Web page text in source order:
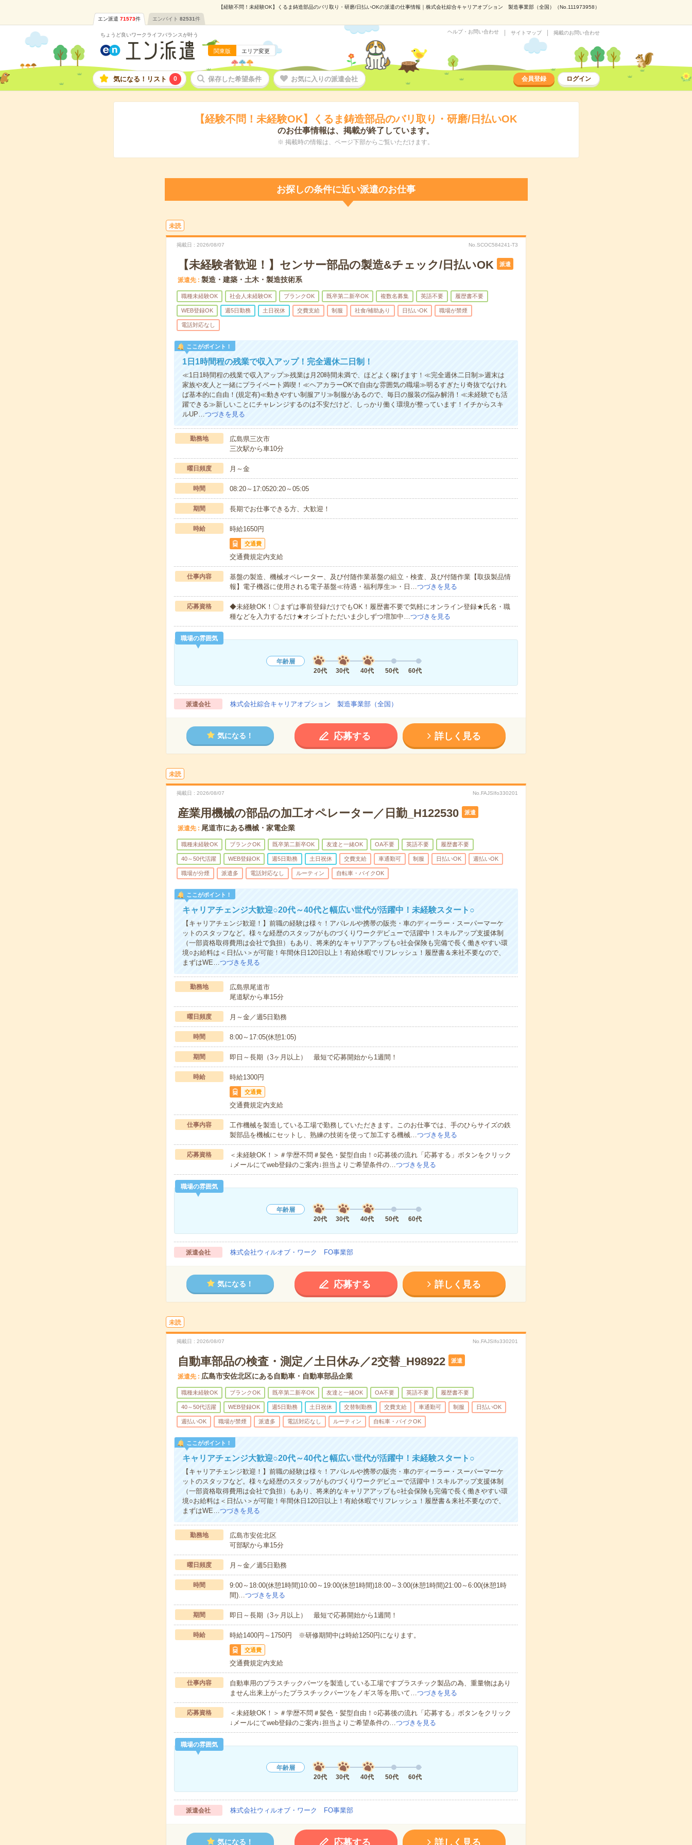
【経験不問！未経験OK】くるま鋳造部品のバリ取り・研磨/日払いOKの派遣の仕事情報｜株式会社綜合キャリアオプション 製造事業部（全国）（No.111973958）
エン派遣 71573件 エンバイト 82531件
ちょうど良いワークライフバランスが叶う
関東版 エリア変更
ヘルプ・お問い合わせ サイトマップ 掲載のお問い合わせ
気になる！リスト 0 保存した希望条件 お気に入りの派遣会社 会員登録 ログイン
【経験不問！未経験OK】くるま鋳造部品のバリ取り・研磨/日払いOK
のお仕事情報は、掲載が終了しています。
※ 掲載時の情報は、ページ下部からご覧いただけます。
お探しの条件に近い派遣のお仕事
未読
掲載日 2026/08/07 No.SCOC584241-T3
【未経験者歓迎！】センサー部品の製造&チェック/日払いOK 派遣
派遣先 製造・建築・土木・製造技術系
職種未経験OK 社会人未経験OK ブランクOK 既卒第二新卒OK 複数名募集 英語不要 履歴書不要
WEB登録OK 週5日勤務 土日祝休 交費支給 制服 社食/補助あり 日払いOK 職場が禁煙
電話対応なし
ここがポイント！
1日1時間程の残業で収入アップ！完全週休二日制！
≪1日1時間程の残業で収入アップ≫残業は月20時間未満で、ほどよく稼げます！≪完全週休二日制≫週末は
家族や友人と一緒にプライベート満喫！≪ヘアカラーOKで自由な雰囲気の職場≫明るすぎたり奇抜でなけれ
ば基本的に自由！(規定有)≪動きやすい制服アリ≫制服があるので、毎日の服装の悩み解消！≪未経験でも活
躍できる≫新しいことにチャレンジするのは不安だけど、しっかり働く環境が整っています！イチからスキ
ルUP…つづきを見る
勤務地
広島県三次市
三次駅から車10分
曜日頻度 月～金
時間 08:20～17:0520:20～05:05
期間 長期でお仕事できる方、大歓迎！
時給 時給1650円
交通費
交通費規定内支給
仕事内容
基盤の製造、機械オペレーター、及び付随作業基盤の組立・検査、及び付随作業【取扱製品情
報】電子機器に使用される電子基盤≪待遇・福利厚生≫・日…つづきを見る
応募資格
◆未経験OK！〇まずは事前登録だけでもOK！履歴書不要で気軽にオンライン登録★氏名・職
種などを入力するだけ★オシゴトただいま少しずつ増加中…つづきを見る
職場の雰囲気
年齢層
20代
30代 40代 50代 60代
派遣会社 株式会社綜合キャリアオプション 製造事業部（全国）
気になる！ 応募する 詳しく見る
未読
掲載日 2026/08/07 No.FAJSIfo330201
産業用機械の部品の加工オペレーター／日勤_H122530 派遣
派遣先 尾道市にある機械・家電企業
職種未経験OK ブランクOK 既卒第二新卒OK 友達と一緒OK OA不要 英語不要 履歴書不要
40～50代活躍 WEB登録OK 週5日勤務 土日祝休 交費支給 車通勤可 制服 日払いOK 週払いOK
職場が分煙 派遣多 電話対応なし ルーティン 自転車・バイクOK
ここがポイント！
キャリアチェンジ大歓迎○20代～40代と幅広い世代が活躍中！未経験スタート○
【キャリアチェンジ歓迎！】前職の経験は様々！アパレルや携帯の販売・車のディーラー・スーパーマーケ
ットのスタッフなど。様々な経歴のスタッフがものづくりワークデビューで活躍中！スキルアップ支援体制
（一部資格取得費用は会社で負担）もあり、将来的なキャリアアップも○社会保険も完備で長く働きやすい環
境○お給料は＜日払い＞が可能！年間休日120日以上！有給休暇でリフレッシュ！履歴書＆来社不要なので、
まずはWE…つづきを見る
勤務地
広島県尾道市
尾道駅から車15分
曜日頻度 月～金／週5日勤務
時間 8:00～17:05(休憩1:05)
期間 即日～長期（3ヶ月以上） 最短で応募開始から1週間！
時給 時給1300円
交通費
交通費規定内支給
仕事内容
工作機械を製造している工場で勤務していただきます。このお仕事では、手のひらサイズの鉄
製部品を機械にセットし、熟練の技術を使って加工する機械…つづきを見る
応募資格
＜未経験OK！＞＃学歴不問＃髪色・髪型自由！○応募後の流れ「応募する」ボタンをクリック
↓メールにてweb登録のご案内↓担当よりご希望条件の…つづきを見る
職場の雰囲気
年齢層
20代
30代 40代 50代 60代
派遣会社 株式会社ウィルオブ・ワーク FO事業部
気になる！ 応募する 詳しく見る
未読
掲載日 2026/08/07 No.FAJSIfo330201
自動車部品の検査・測定／土日休み／2交替_H98922 派遣
派遣先 広島市安佐北区にある自動車・自動車部品企業
職種未経験OK ブランクOK 既卒第二新卒OK 友達と一緒OK OA不要 英語不要 履歴書不要
40～50代活躍 WEB登録OK 週5日勤務 土日祝休 交替制勤務 交費支給 車通勤可 制服 日払いOK
週払いOK 職場が禁煙 派遣多 電話対応なし ルーティン 自転車・バイクOK
ここがポイント！
キャリアチェンジ大歓迎○20代～40代と幅広い世代が活躍中！未経験スタート○
【キャリアチェンジ歓迎！】前職の経験は様々！アパレルや携帯の販売・車のディーラー・スーパーマーケ
ットのスタッフなど。様々な経歴のスタッフがものづくりワークデビューで活躍中！スキルアップ支援体制
（一部資格取得費用は会社で負担）もあり、将来的なキャリアアップも○社会保険も完備で長く働きやすい環
境○お給料は＜日払い＞が可能！年間休日120日以上！有給休暇でリフレッシュ！履歴書＆来社不要なので、
まずはWE…つづきを見る
勤務地
広島市安佐北区
可部駅から車15分
曜日頻度 月～金／週5日勤務
時間
9:00～18:00(休憩1時間)10:00～19:00(休憩1時間)18:00～3:00(休憩1時間)21:00～6:00(休憩1時
間)…つづきを見る
期間 即日～長期（3ヶ月以上） 最短で応募開始から1週間！
時給 時給1400円～1750円 ※研修期間中は時給1250円になります。
交通費
交通費規定内支給
仕事内容
自動車用のプラスチックパーツを製造している工場ですプラスチック製品の為、重量物はあり
ません出来上がったプラスチックパーツをノギス等を用いて…つづきを見る
応募資格
＜未経験OK！＞＃学歴不問＃髪色・髪型自由！○応募後の流れ「応募する」ボタンをクリック
↓メールにてweb登録のご案内↓担当よりご希望条件の…つづきを見る
職場の雰囲気
年齢層
20代
30代 40代 50代 60代
派遣会社 株式会社ウィルオブ・ワーク FO事業部
気になる！ 応募する 詳しく見る